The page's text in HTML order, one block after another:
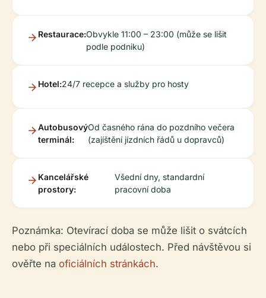
Restaurace:Obvykle 11:00 – 23:00 (může se lišit
podle podniku)
Hotel:24/7 recepce a služby pro hosty
Autobusový
terminál:
Od časného rána do pozdního večera
(zajíštění jízdních řádů u dopravců)
Kancelářské
prostory:
Všední dny, standardní
pracovní doba
Poznámka: Otevírací doba se může lišit o svátcích
nebo při speciálních událostech. Před návštěvou si
ověřte na oficiálních stránkách.